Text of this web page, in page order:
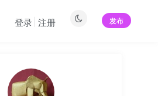
发布
登录 注册